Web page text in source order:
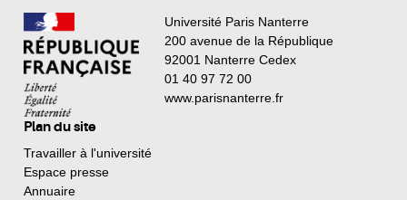
Université Paris Nanterre
200 avenue de la République
92001 Nanterre Cedex
01 40 97 72 00
www.parisnanterre.fr
Plan du site
Travailler à l'université
Espace presse
Annuaire